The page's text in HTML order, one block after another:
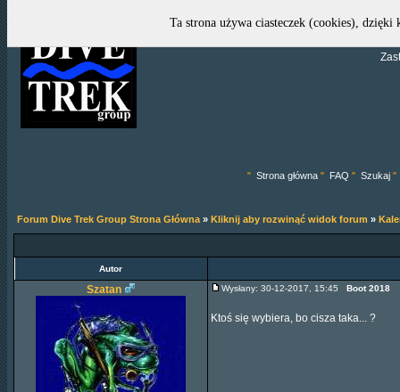
" Strona główna " FAQ " Szukaj "
Forum Dive Trek Group Strona Główna » Kliknij aby rozwinąć widok forum »
Autor
Szatan Wysłany: 30-12-2017, 15:45 Boot 2018
Ktoś się wybiera, bo cisza taka... ?
Ta strona używa ciasteczek (cookies),